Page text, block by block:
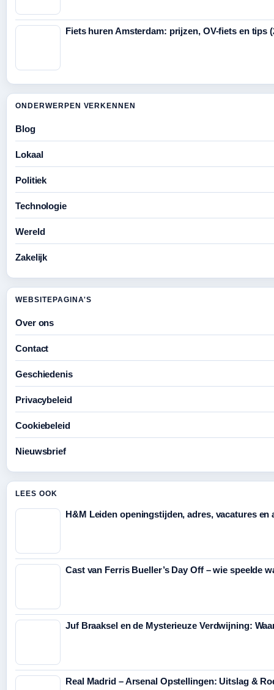
Fiets huren Amsterdam: prijzen, OV-fiets en tips
ONDERWERPEN VERKENNEN
Blog
Lokaal
Politiek
Technologie
Wereld
Zakelijk
WEBSITEPAGINA'S
Over ons
Contact
Geschiedenis
Privacybeleid
Cookiebeleid
Nieuwsbrief
LEES OOK
H&M Leiden openingstijden, adres, vacatures en
Cast van Ferris Bueller’s Day Off – wie speelde
Juf Braaksel en de Mysterieuze Verdwijning:
Real Madrid – Arsenal Opstellingen: Uitslag &